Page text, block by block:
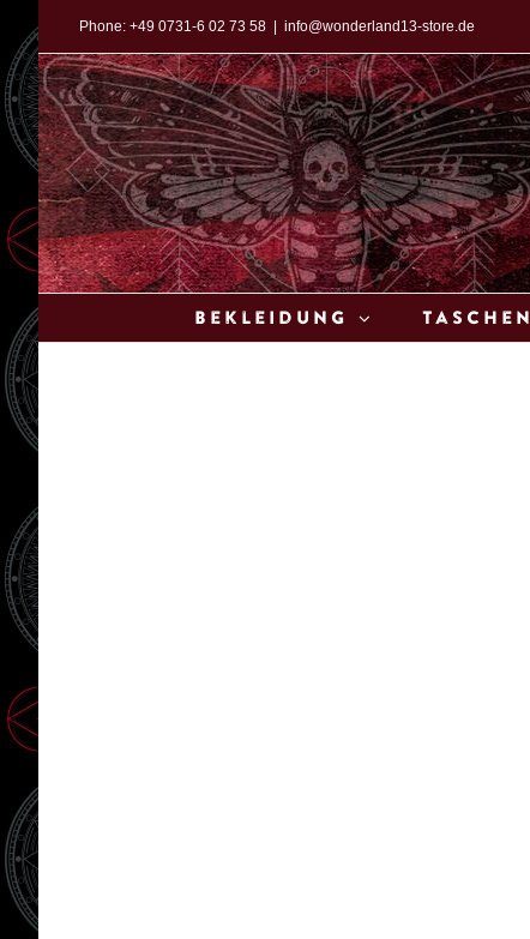
Inhalt
springen
Phone: +49 0731-6 02 73 58 info@wonderland13-store.de
Bekleidung Taschen